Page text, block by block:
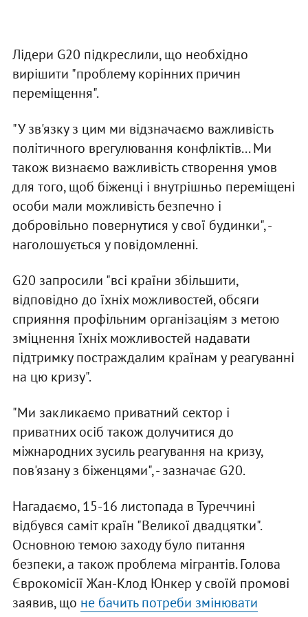
Лідери G20 підкреслили, що необхідно
вирішити "проблему корінних причин
переміщення".
"У зв'язку з цим ми відзначаємо важливість
політичного врегулювання конфліктів... Ми
також визнаємо важливість створення умов
для того, щоб біженці і внутрішньо переміщені
особи мали можливість безпечно і
добровільно повернутися у свої будинки", -
наголошується у повідомленні.
G20 запросили "всі країни збільшити,
відповідно до їхніх можливостей, обсяги
сприяння профільним організаціям з метою
зміцнення їхніх можливостей надавати
підтримку постраждалим країнам у реагуванні
на цю кризу".
"Ми закликаємо приватний сектор і
приватних осіб також долучитися до
міжнародних зусиль реагування на кризу,
пов'язану з біженцями", - зазначає G20.
Нагадаємо, 15-16 листопада в Туреччині
відбувся саміт країн "Великої двадцятки".
Основною темою заходу було питання
безпеки, а також проблема мігрантів. Голова
Єврокомісії Жан-Клод Юнкер у своїй промові
заявив, що не бачить потреби змінювати